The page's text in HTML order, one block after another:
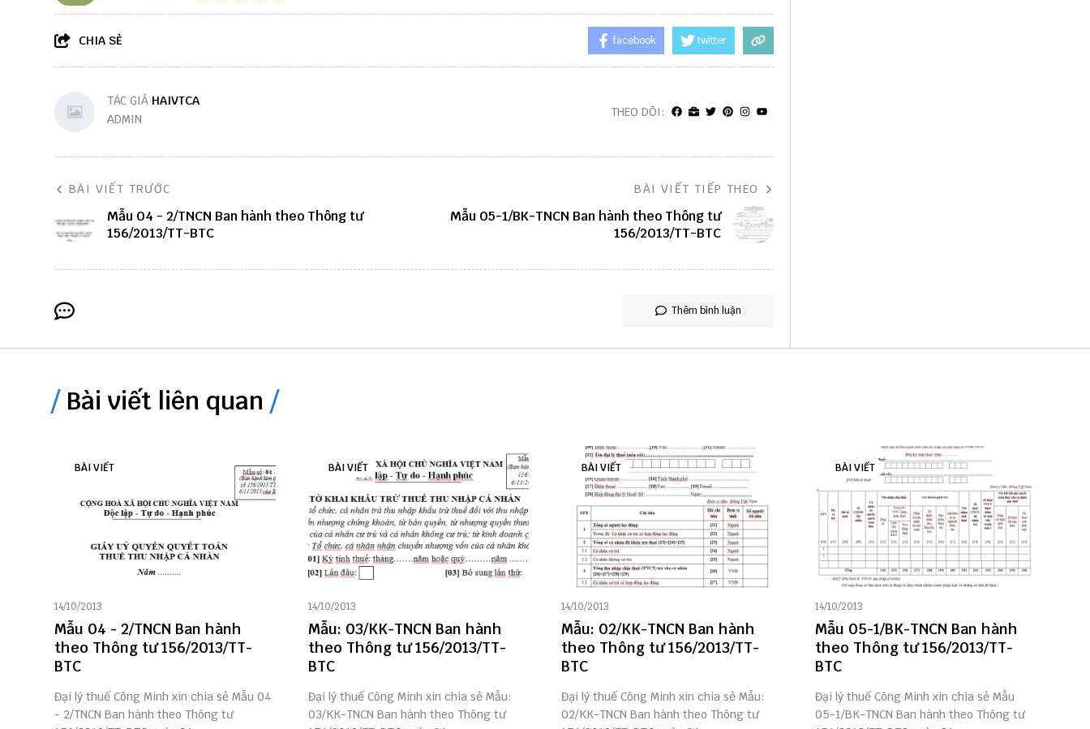
CHIA SẺ facebook twitter
TÁC GIẢ HAIVTCA
ADMIN
THEO DÕI:
BÀI VIẾT TRƯỚC
Mẫu 04 - 2/TNCN Ban hành theo Thông tư
156/2013/TT-BTC
BÀI VIẾT TIẾP THEO
Mẫu 05-1/BK-TNCN Ban hành theo Thông tư
156/2013/TT-BTC
Thêm bình luận
Bài viết liên quan
BÀI VIẾT
14/10/2013
Mẫu 04 - 2/TNCN Ban hành
theo Thông tư 156/2013/TT-
BTC
Đại lý thuế Công Minh xin chia sẻ Mẫu 04
- 2/TNCN Ban hành theo Thông tư
BÀI VIẾT
14/10/2013
Mẫu: 03/KK-TNCN Ban hành
theo Thông tư 156/2013/TT-
BTC
Đại lý thuế Công Minh xin chia sẻ Mẫu:
03/KK-TNCN Ban hành theo Thông tư
BÀI VIẾT
14/10/2013
Mẫu: 02/KK-TNCN Ban hành
theo Thông tư 156/2013/TT-
BTC
Đại lý thuế Công Minh xin chia sẻ Mẫu:
02/KK-TNCN Ban hành theo Thông tư
BÀI VIẾT
14/10/2013
Mẫu 05-1/BK-TNCN Ban hành
theo Thông tư 156/2013/TT-
BTC
Đại lý thuế Công Minh xin chia sẻ Mẫu
05-1/BK-TNCN Ban hành theo Thông tư